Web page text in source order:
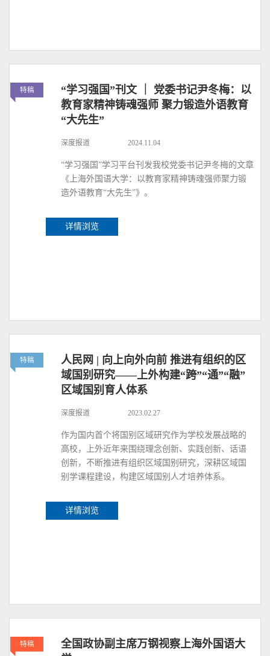
特稿
“学习强国”刊文 ｜ 党委书记尹冬梅：以
教育家精神铸魂强师 聚力锻造外语教育
“大先生”
深度报道 2024.11.04
“学习强国”学习平台刊发我校党委书记尹冬梅的文章
《上海外国语大学：以教育家精神铸魂强师聚力锻
造外语教育“大先生”》。
详情浏览
特稿
人民网 | 向上向外向前 推进有组织的区
域国别研究——上外构建“跨”“通”“融”
区域国别育人体系
深度报道 2023.02.27
作为国内首个将国别区域研究作为学校发展战略的
高校，上外近年来围绕理念创新、实践创新、话语
创新，不断推进有组织区域国别研究，深耕区域国
别学课程建设，构建区域国别人才培养体系。
详情浏览
特稿
全国政协副主席万钢视察上海外国语大